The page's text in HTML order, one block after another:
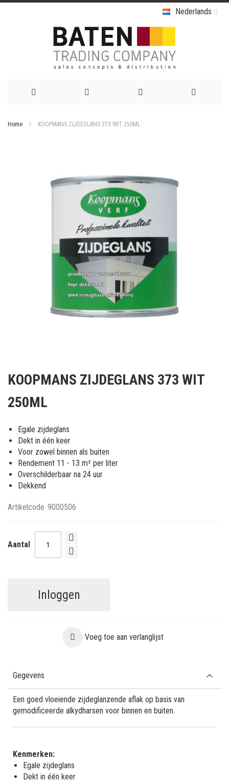
Nederlands
Home KOOPMANS ZIJDEGLANS 373 WIT 250ML
het
van
afbeeldingen-
gallerij
KOOPMANS ZIJDEGLANS 373 WIT
250ML
Egale zijdeglans
Dekt in één keer
Voor zowel binnen als buiten
Rendement 11 - 13 m² per liter
Overschilderbaar na 24 uur
Dekkend
Artikelcode 9000506
Aantal
Inloggen
Voeg toe aan verlanglijst
Gegevens
Een goed vloeiende zijdeglanzende aflak op basis van
gemodificeerde alkydharsen voor binnen en buiten.
Kenmerken:
Egale zijdeglans
Dekt in één keer